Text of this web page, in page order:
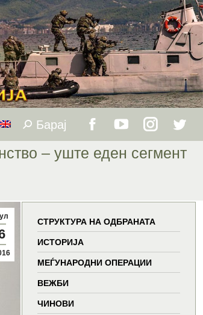
Search:
Барај
in
new
in
new
in
new new
– уште еден сегмент
СТРУКТУРА НА ОДБРАНАТА
ИСТОРИЈА
МЕЃУНАРОДНИ ОПЕРАЦИИ
ВЕЖБИ
ЧИНОВИ